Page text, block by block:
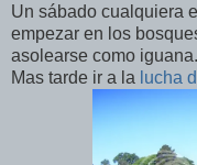
Un sábado cualquiera
empezar en los
asolearse como iguana.
Mas tarde ir a la lucha